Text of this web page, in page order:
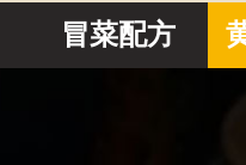
冒菜配方